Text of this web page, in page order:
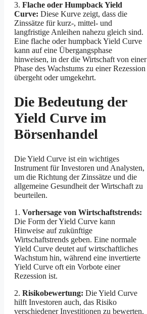
3. Flache oder Humpback Yield
Curve: Diese Kurve zeigt, dass die
Zinssätze für kurz-, mittel- und
langfristige Anleihen nahezu gleich sind.
Eine flache oder humpback Yield Curve
kann auf eine Übergangsphase
hinweisen, in der die Wirtschaft von einer
Phase des Wachstums zu einer Rezession
übergeht oder umgekehrt.
Die Bedeutung der
Yield Curve im
Börsenhandel
Die Yield Curve ist ein wichtiges
Instrument für Investoren und Analysten,
um die Richtung der Zinssätze und die
allgemeine Gesundheit der Wirtschaft zu
beurteilen.
1. Vorhersage von Wirtschaftstrends:
Die Form der Yield Curve kann
Hinweise auf zukünftige
Wirtschaftstrends geben. Eine normale
Yield Curve deutet auf wirtschaftliches
Wachstum hin, während eine invertierte
Yield Curve oft ein Vorbote einer
Rezession ist.
2. Risikobewertung: Die Yield Curve
hilft Investoren auch, das Risiko
verschiedener Investitionen zu bewerten.